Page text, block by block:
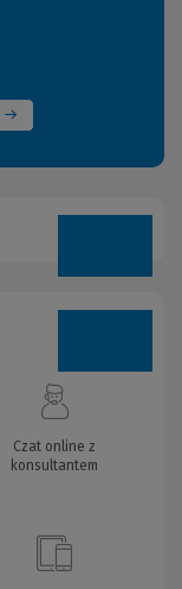
Czat online z
konsultantem